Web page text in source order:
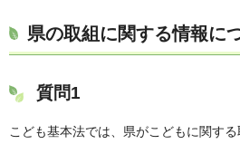
県の取組に関する情報に
質問1
こども基本法では、県がこどもに関す